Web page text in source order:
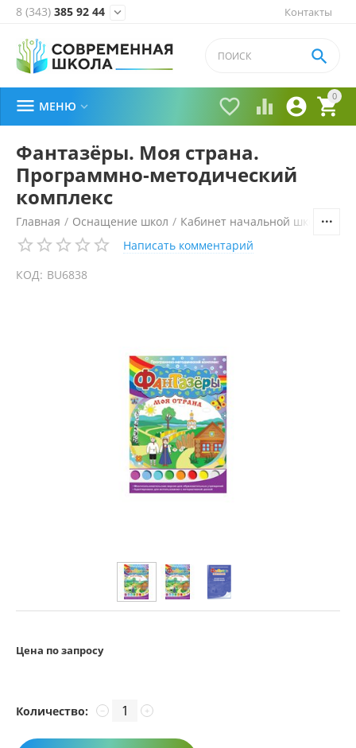
Контакты
8 (343) 385 92 44 
0


 

 МЕНЮ 
Фантазёры. Моя страна.
Программно-методический
комплекс
Главная / Оснащение школ / Кабинет начальной школы
Написать комментарий
КОД: BU6838
Цена по запросу
Количество: +
−